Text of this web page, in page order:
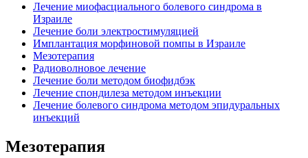
Лечение миофасциального болевого синдрома в
Израиле
Лечение боли электростимуляцией
Имплантация морфиновой помпы в Израиле
Мезотерапия
Радиоволновое лечение
Лечение боли методом биофидбэк
Лечение спондилеза методом инъекции
Лечение болевого синдрома методом эпидуральных
инъекций
Мезотерапия